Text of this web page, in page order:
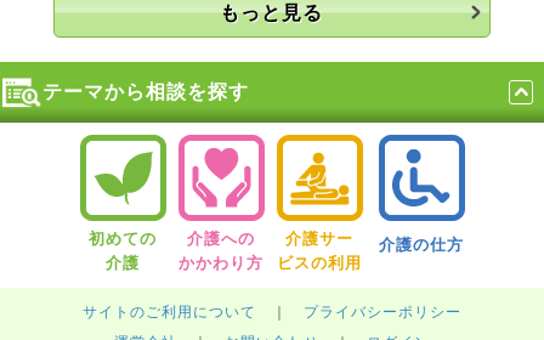
もっと見る
テーマから相談を探す
初めての
介護
介護への
かかわり方
介護サー
ビスの利用
介護の仕方
サイトのご利用について
プライバシーポリシー